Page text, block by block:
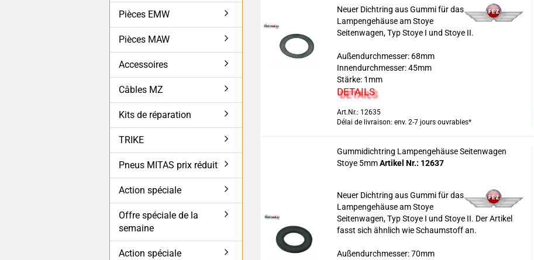
Neuer Dichtring aus Gummi für das
Lampengehäuse am Stoye
Seitenwagen, Typ Stoye I und Stoye II.
Außendurchmesser: 68mm
Innendurchmesser: 45mm
Stärke: 1mm
DETAILS
Art.Nr.: 12635
Délai de livraison: env. 2-7 jours ouvrables*
Gummidichtring Lampengehäuse Seitenwagen
Stoye 5mmArtikel Nr.: 12637
Neuer Dichtring aus Gummi für das
Lampengehäuse am Stoye
Seitenwagen, Typ Stoye I und Stoye II. Der Artikel
fasst sich ähnlich wie Schaumstoff an.
Außendurchmesser: 70mm
Pièces EMW
Pièces MAW
Accessoires
Câbles MZ
Kits de réparation
TRIKE
Pneus MITAS prix réduit
Action spéciale
Offre spéciale de la
semaine
Action spéciale